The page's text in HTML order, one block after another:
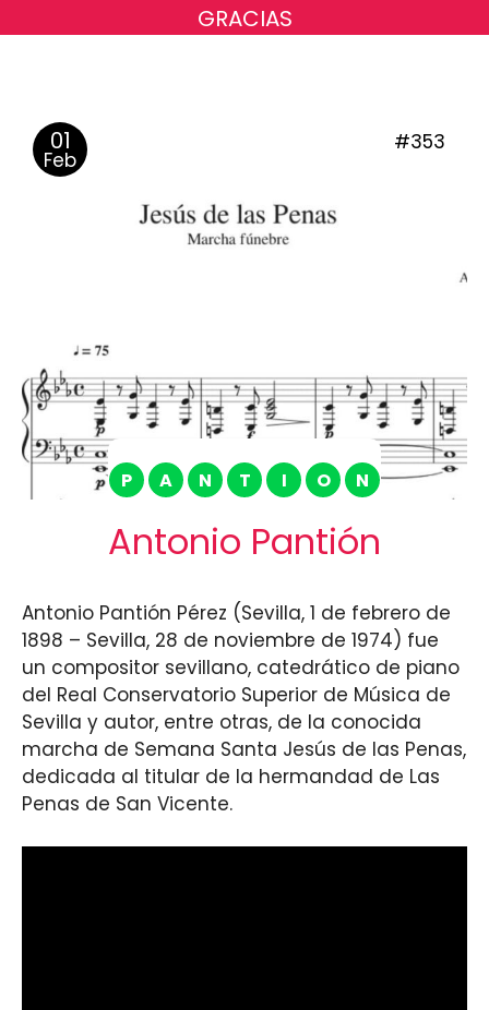
GRACIAS
01
Feb
#353
P A N T I O N
Antonio Pantión
Antonio Pantión Pérez (Sevilla, 1 de febrero de
1898 – Sevilla, 28 de noviembre de 1974) fue
un compositor sevillano, catedrático de piano
del Real Conservatorio Superior de Música de
Sevilla y autor, entre otras, de la conocida
marcha de Semana Santa Jesús de las Penas,
dedicada al titular de la hermandad de Las
Penas de San Vicente.